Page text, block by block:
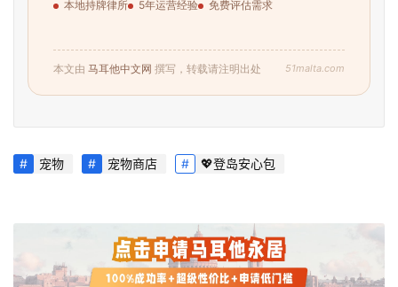
游
略
生
本地持牌律所 5年运营经验 免费评估需求
本文由 马耳他中文网 撰写，转载请注明出处 51malta.com
宠物 宠物商店 💖登岛安心包